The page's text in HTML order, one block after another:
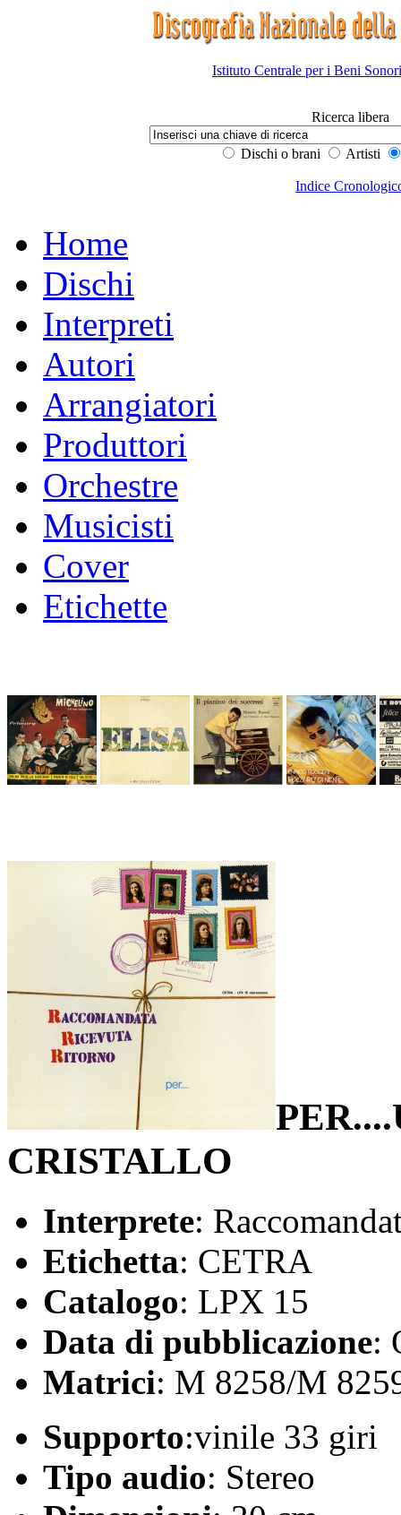
Istituto Centrale per i Beni
Ricerca libera
Dischi o brani Artisti
Indice
Home
Dischi
Interpreti
Autori
Arrangiatori
Produttori
Orchestre
Musicisti
Cover
Etichette
CRISTALLO
Interprete:
Etichetta: CETRA
Catalogo: LPX 15
Data di pubblicazione:
Matrici: M 8258/M
Supporto:vinile 33 giri
Tipo audio: Stereo